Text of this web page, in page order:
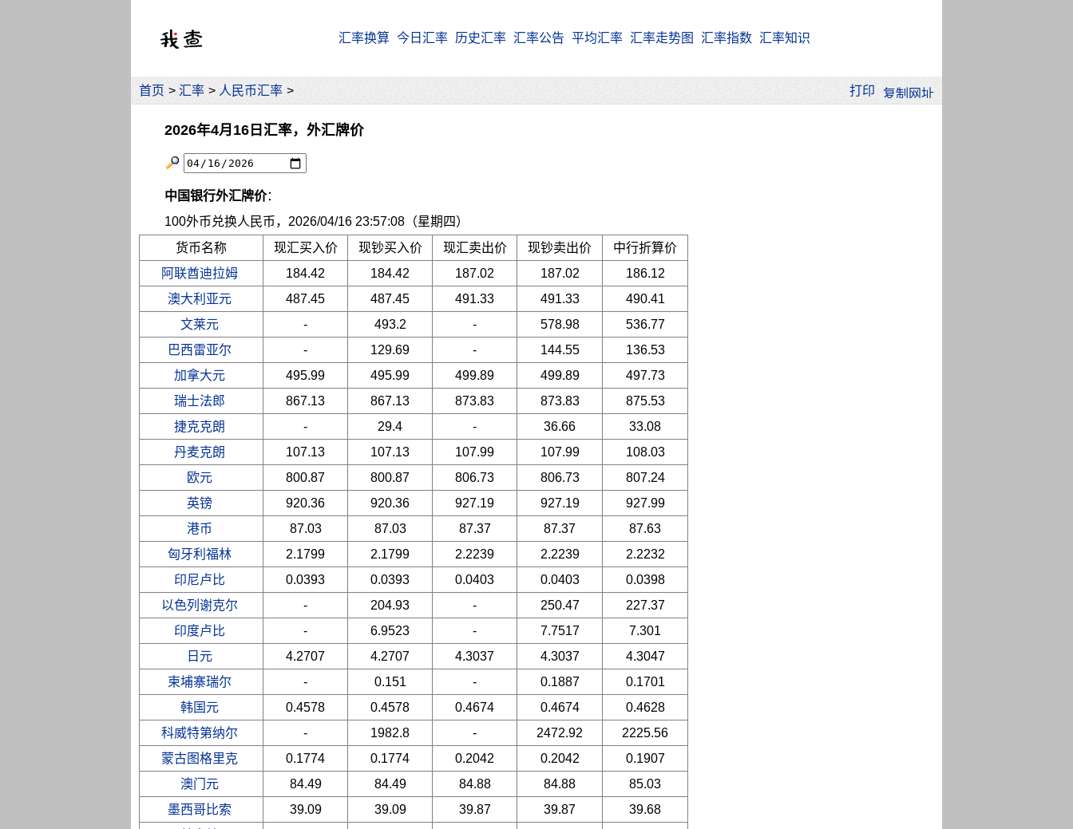
汇率换算 今日汇率 历史汇率 汇率公告 平均汇率 汇率走势图 汇率指数 汇率知识
首页 > 汇率 > 人民币汇率 > 打印
2026年4月16日汇率，外汇牌价
中国银行外汇牌价：
100外币兑换人民币，2026/04/16 23:57:08（星期四）
货币名称
现汇买入价 现钞买入价 现汇卖出价 现钞卖出价
中行折算价
阿联酋迪拉姆
184.42 184.42 187.02 187.02
186.12
澳大利亚元
487.45 487.45 491.33 491.33
490.41
文莱元
- 493.2 - 578.98
536.77
巴西雷亚尔
- 129.69 - 144.55
136.53
加拿大元
495.99 495.99 499.89 499.89
497.73
瑞士法郎
867.13 867.13 873.83 873.83
875.53
捷克克朗
- 29.4 - 36.66
33.08
丹麦克朗
107.13 107.13 107.99 107.99
108.03
欧元
800.87 800.87 806.73 806.73
807.24
英镑
920.36 920.36 927.19 927.19
927.99
港币
87.03 87.03 87.37 87.37
87.63
匈牙利福林
2.1799 2.1799 2.2239 2.2239
2.2232
印尼卢比
0.0393 0.0393 0.0403 0.0403
0.0398
以色列谢克尔
- 204.93 - 250.47
227.37
印度卢比
- 6.9523 - 7.7517
7.301
日元
4.2707 4.2707 4.3037 4.3037
4.3047
柬埔寨瑞尔
- 0.151 - 0.1887
0.1701
韩国元
0.4578 0.4578 0.4674 0.4674
0.4628
科威特第纳尔
- 1982.8 - 2472.92
2225.56
蒙古图格里克
0.1774 0.1774 0.2042 0.2042
0.1907
澳门元
84.49 84.49 84.88 84.88
85.03
墨西哥比索
39.09 39.09 39.87 39.87
39.68